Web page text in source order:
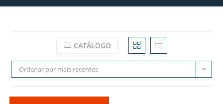
CATÁLOGO
Ordenar por mais recentes